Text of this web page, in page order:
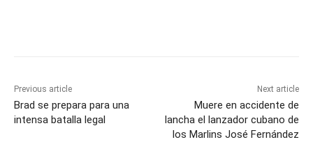
Previous article
Brad se prepara para una
intensa batalla legal
Next article
Muere en accidente de
lancha el lanzador cubano de
los Marlins José Fernández